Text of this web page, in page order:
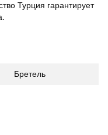
Турция гарантирует
Бретель